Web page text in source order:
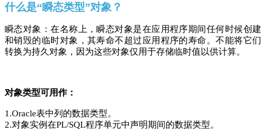
什么是“瞬态类型”对象？
瞬态对象：在名称上，瞬态对象是在应用程序期间任何时候创建
和销毁的临时对象，其寿命不超过应用程序的寿命。不能将它们
转换为持久对象，因为这些对象仅用于存储临时值以供计算。
对象类型可用作：
1.Oracle表中列的数据类型。
2.对象实例在PL/SQL程序单元中声明期间的数据类型。